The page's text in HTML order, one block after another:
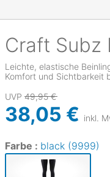
Craft Subz
Leichte, elastische
Komfort und Sichtbarkeit
UVP 49,95 €
38,05 € inkl.
Farbe : black (9999)